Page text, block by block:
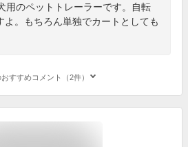
用のペットトレーラーです。自転
よ。もちろん単独でカートとしても
すすめコメント（2件）